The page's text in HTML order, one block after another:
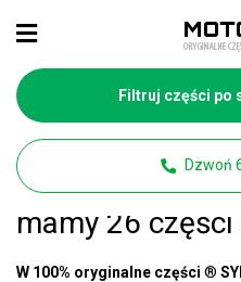
Filtruj części po
Dzwoń
Strona główna Części SYM
SYM CITYCOM
mamy 26
W 100% oryginalne części ®